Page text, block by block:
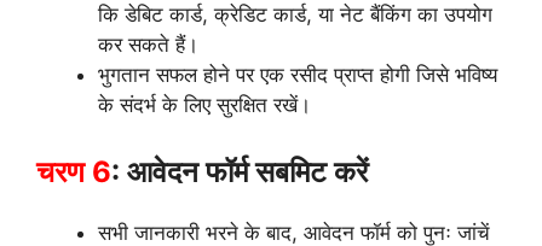
कि डेबिट कार्ड, क्रेडिट कार्ड, या नेट बैंकिंग का उपयोग
कर सकते हैं।
भुगतान सफल होने पर एक रसीद प्राप्त होगी जिसे भविष्य
के संदर्भ के लिए सुरक्षित रखें।
चरण 6: आवेदन फॉर्म सबमिट करें
सभी जानकारी भरने के बाद, आवेदन फॉर्म को पुनः जांचें